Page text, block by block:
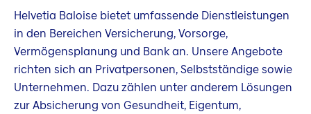
Helvetia Baloise bietet umfassende Dienstleistungen
in den Bereichen Versicherung, Vorsorge,
Vermögensplanung und Bank an. Unsere Angebote
richten sich an Privatpersonen, Selbstständige sowie
Unternehmen. Dazu zählen unter anderem Lösungen
zur Absicherung von Gesundheit, Eigentum,